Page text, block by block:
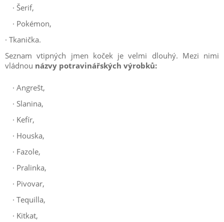
· Šerif,
· Pokémon,
· Tkanička.
Seznam vtipných jmen koček je velmi dlouhý. Mezi nimi
vládnou názvy potravinářských výrobků:
· Angrešt,
· Slanina,
· Kefír,
· Houska,
· Fazole,
· Pralinka,
· Pivovar,
· Tequilla,
· Kitkat,